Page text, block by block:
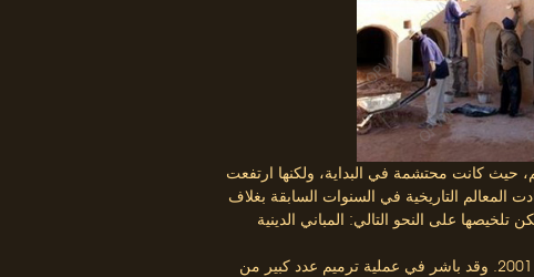
حيث كانت محتشمة في البداية، ولكنها ارتفعت
المعالم التاريخية في السنوات السابقة بغلاف
تلخيصها على النحو التالي: المباني الدينية
وتجسد التنفيذ الفعلي للبرنامج في شهر أكتوبر من سنة 2001. وقد باشر في عملية ترميم عدد كبير من